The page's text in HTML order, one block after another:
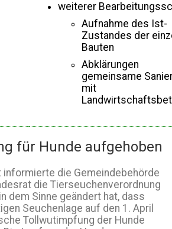
weiterer
Aufnahme des Ist-
Zustandes der
Bauten
Abklärungen
gemeinsame
mit
für Hunde aufgehoben
informierte die Gemeindebehörde
die Tierseuchenverordnung
dem Sinne geändert hat, dass
Seuchenlage auf den 1. April
Tollwutimpfung der Hunde